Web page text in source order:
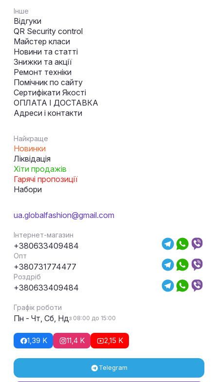
Інше
Відгуки
QR Security control
Майстер класи
Новини та статті
Знижки та акції
Ремонт техніки
Помічник по сайту
Сертифікати Якості
ОПЛАТА І ДОСТАВКА
Адреси і контакти
Найкраще
Новинки
Ліквідація
Хіти продажів
Гарячі пропозиції
Набори
ua.globalfashion@gmail.com
Інтернет-магазин
+380633409484
Опт
+380731774477
Роздріб
+380633409484
Графік роботи
Пн - Чт, Сб, Ндз 08:00 до 15:00
1,39 K 11,4 K 2,15 K
Telegram